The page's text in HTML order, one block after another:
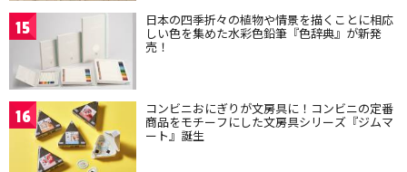
15 日本の四季折々の植物や情景を描くことに相応
しい色を集めた水彩色鉛筆『色辞典』が新発
売！
16 コンビニおにぎりが文房具に！コンビニの定番
商品をモチーフにした文房具シリーズ『ジムマ
ート』誕生